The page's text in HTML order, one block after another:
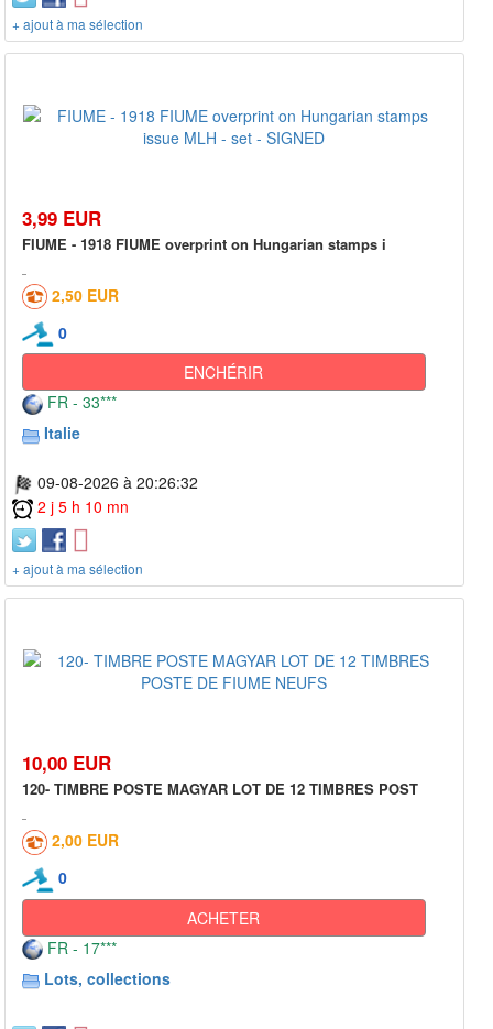
+ ajout à ma sélection
3,99 EUR
FIUME - 1918 FIUME overprint on Hungarian stamps i
2,50 EUR
0
ENCHÉRIR
FR - 33***
Italie
09-08-2026 à 20:26:32
2 j 5 h 10 mn
+ ajout à ma sélection
10,00 EUR
120- TIMBRE POSTE MAGYAR LOT DE 12 TIMBRES POST
2,00 EUR
0
ACHETER
FR - 17***
Lots, collections